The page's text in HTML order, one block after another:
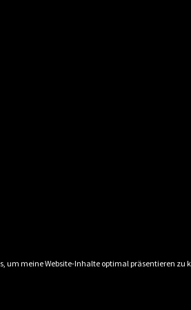
um meine Website-Inhalte optimal präsentieren zu